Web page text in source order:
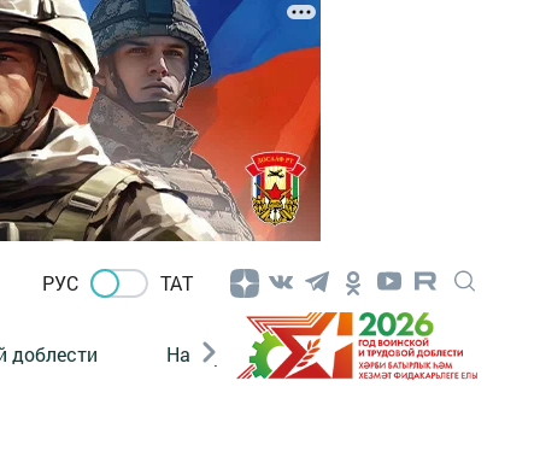
РУС ТАТ
доблести Нацпроекты Поколение будущего